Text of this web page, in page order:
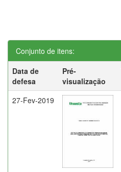
Conjunto de itens:
Data de
defesa
Pré-
visualização
27-Fev-2019